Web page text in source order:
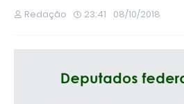
Redação 23:41 08/10/2018